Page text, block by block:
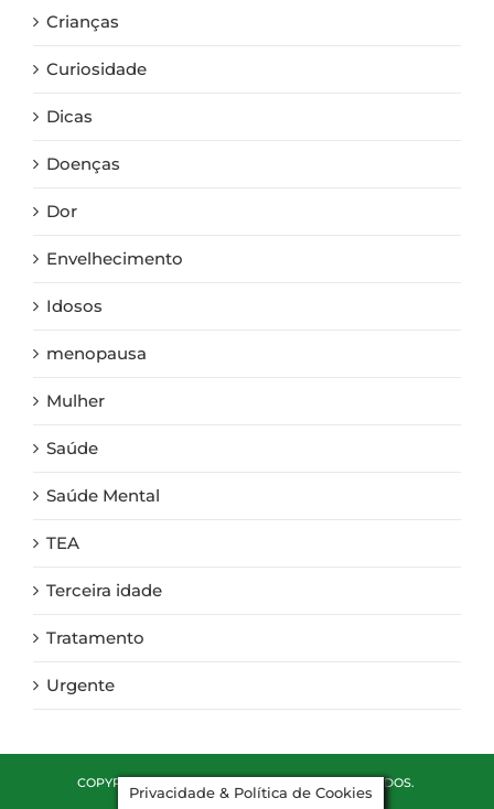
Crianças
Curiosidade
Dicas
Doenças
Dor
Envelhecimento
Idosos
menopausa
Mulher
Saúde
Saúde Mental
TEA
Terceira idade
Tratamento
Urgente
COPYRIGHT ©2018. TODOS OS DIREITOS RESERVADOS.
Privacidade & Política de Cookies